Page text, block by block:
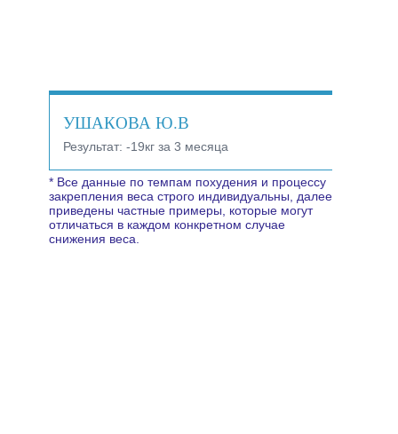
УШАКОВА Ю.В
Результат: -19кг за 3 месяца
* Все данные по темпам похудения и процессу
закрепления веса строго индивидуальны, далее
приведены частные примеры, которые могут
отличаться в каждом конкретном случае
снижения веса.